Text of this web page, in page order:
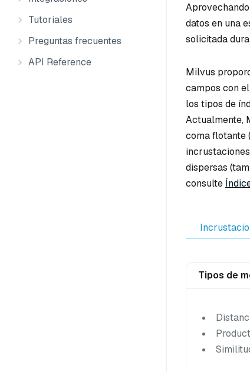
Tutoriales
Preguntas frecuentes
API Reference
datos en una
solicitada
Milvus
campos con
los tipos de
Actualmente,
coma flotante
dispersas
consulte
Tipos de